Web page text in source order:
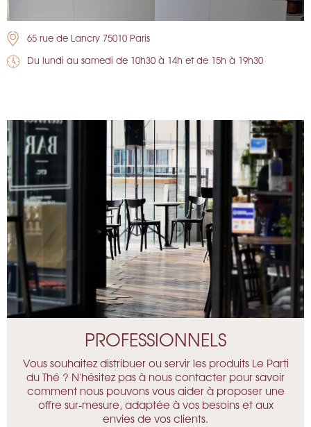
65 rue de Lancry 75010 Paris
Du lundi au samedi de 10h30 à 14h et de 15h à 19h30
PROFESSIONNELS
Vous souhaitez distribuer ou servir les produits Le Parti
du Thé ? N'hésitez pas à nous contacter pour savoir
comment nous pouvons vous aider à proposer une
offre sur-mesure, adaptée à vos besoins et aux
envies de vos clients.